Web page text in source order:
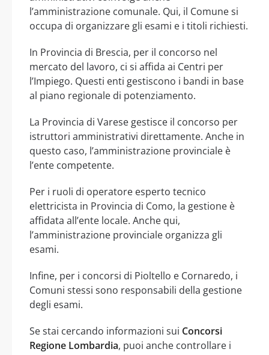
l’amministrazione comunale. Qui, il Comune si
occupa di organizzare gli esami e i titoli richiesti.
In Provincia di Brescia, per il concorso nel
mercato del lavoro, ci si affida ai Centri per
l’Impiego. Questi enti gestiscono i bandi in base
al piano regionale di potenziamento.
La Provincia di Varese gestisce il concorso per
istruttori amministrativi direttamente. Anche in
questo caso, l’amministrazione provinciale è
l’ente competente.
Per i ruoli di operatore esperto tecnico
elettricista in Provincia di Como, la gestione è
affidata all’ente locale. Anche qui,
l’amministrazione provinciale organizza gli
esami.
Infine, per i concorsi di Pioltello e Cornaredo, i
Comuni stessi sono responsabili della gestione
degli esami.
Se stai cercando informazioni sui Concorsi
Regione Lombardia, puoi anche controllare i